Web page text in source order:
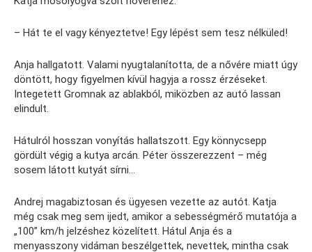
– Hát te el vagy kényeztetve! Egy lépést sem tesz nélküled!
Anja hallgatott. Valami nyugtalanította, de a nővére miatt úgy
döntött, hogy figyelmen kívül hagyja a rossz érzéseket.
Integetett Gromnak az ablakból, miközben az autó lassan
elindult.
Hátulról hosszan vonyítás hallatszott. Egy könnycsepp
gördült végig a kutya arcán. Péter összerezzent – még
sosem látott kutyát sírni…
Andrej magabiztosan és ügyesen vezette az autót. Katja
még csak meg sem ijedt, amikor a sebességmérő mutatója a
„100” km/h jelzéshez közelített. Hátul Anja és a
menyasszony vidáman beszélgettek, nevettek, mintha csak